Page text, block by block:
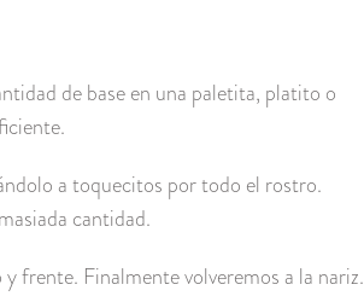
de base en una paletita, platito o
a toquecitos por todo el rostro.
cantidad.
frente. Finalmente volveremos a la nariz.